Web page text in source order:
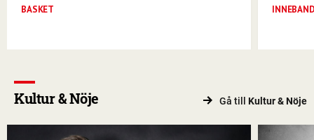
BASKET
Kultur & Nöje Gå till Kultur & Nöje